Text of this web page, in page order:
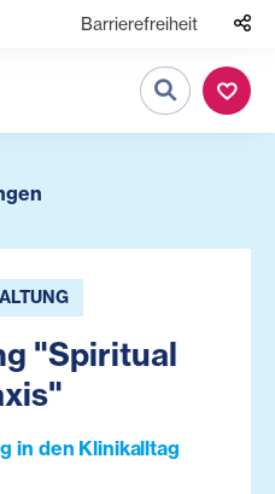
Barrierefreiheit
Suche
"Spiritual
in den Klinikalltag